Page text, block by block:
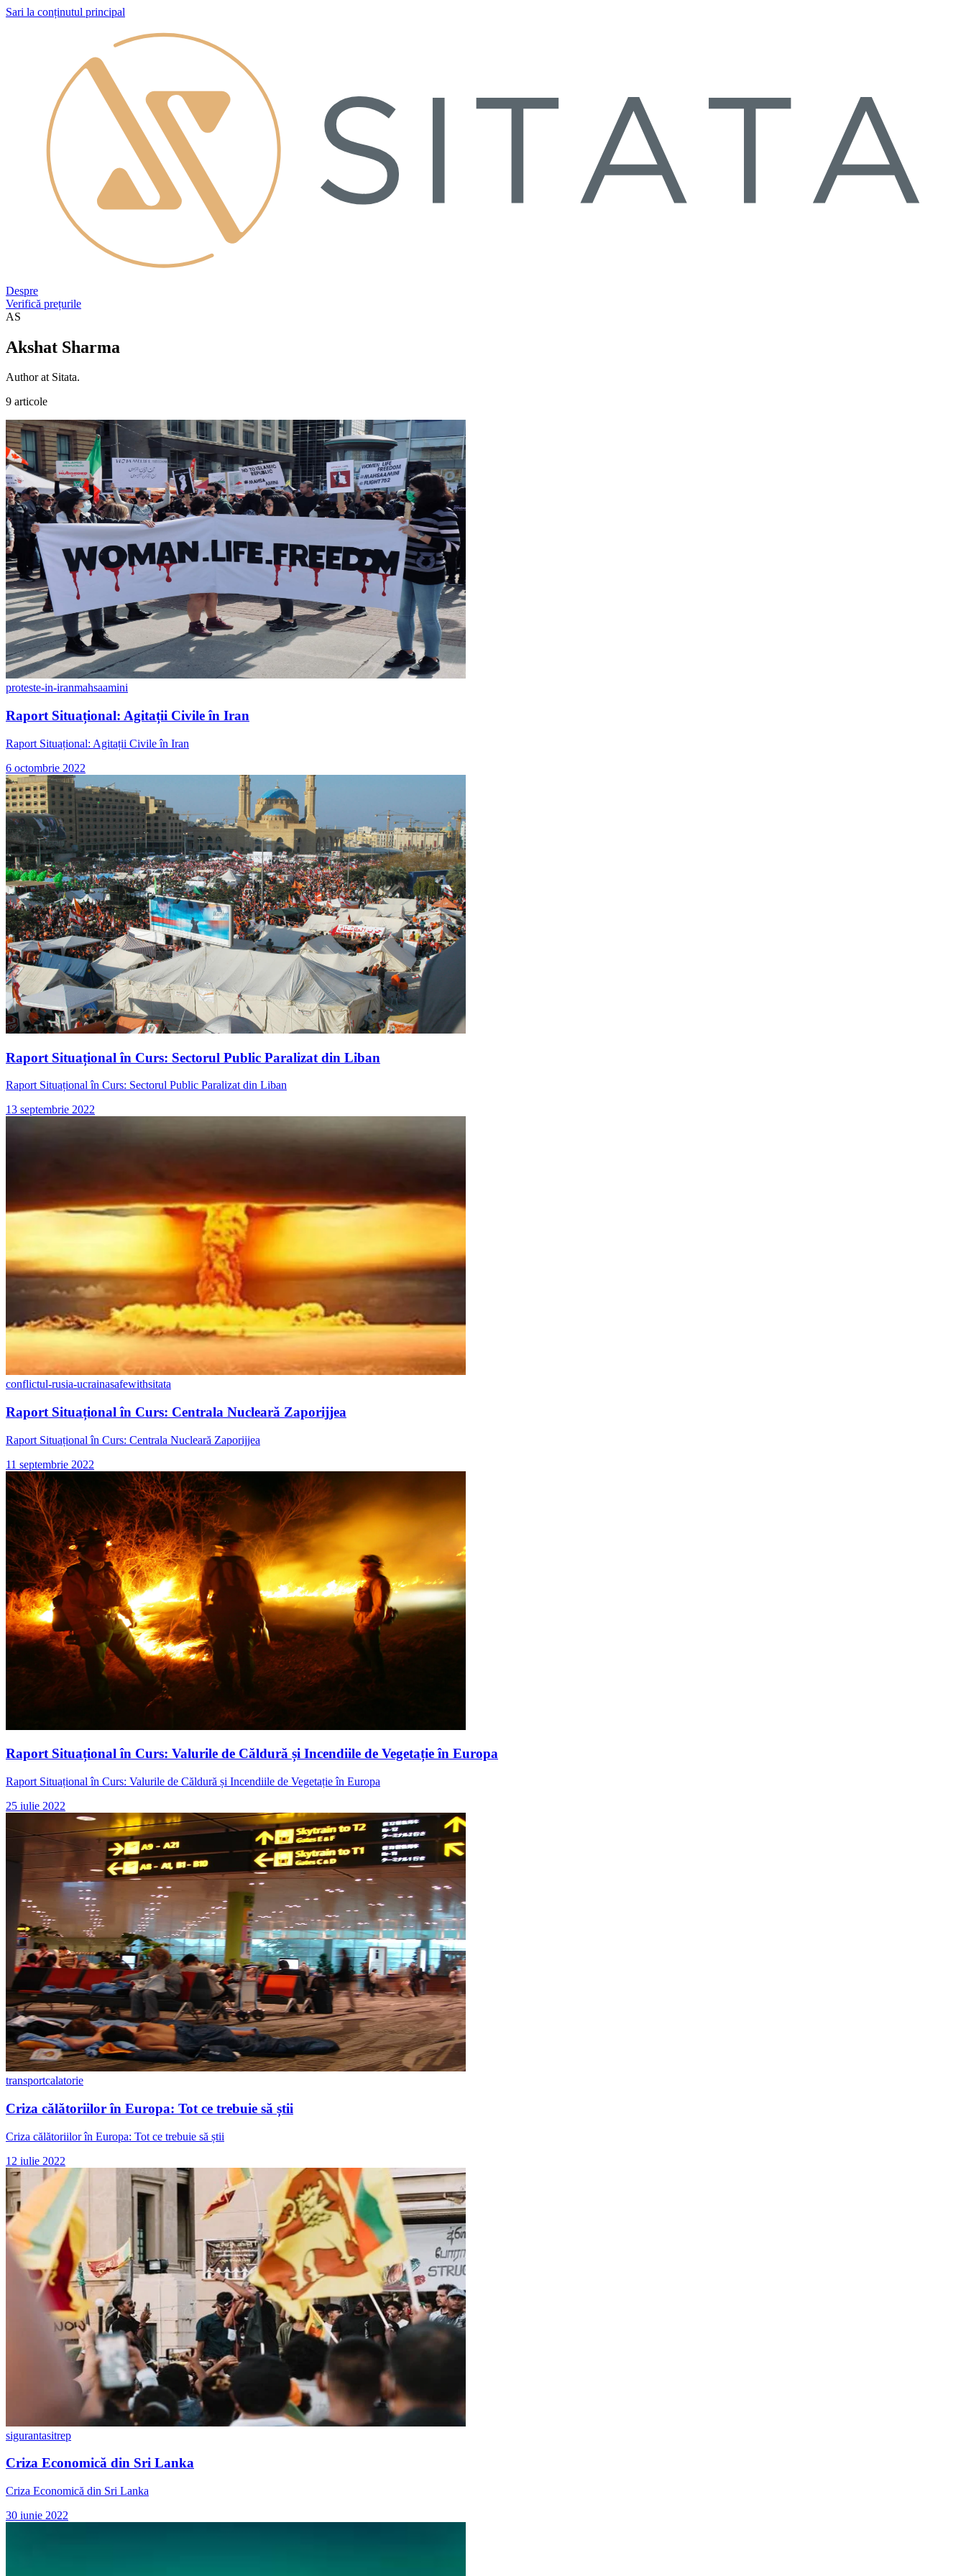
Sari la conținutul principal
Despre
Verifică prețurile
AS
Akshat Sharma
Author at Sitata.
9 articole
proteste-in-iranmahsaamini
Raport Situațional: Agitații Civile în Iran
Raport Situațional: Agitații Civile în Iran
6 octombrie 2022
Raport Situațional în Curs: Sectorul Public Paralizat din Liban
Raport Situațional în Curs: Sectorul Public Paralizat din Liban
13 septembrie 2022
conflictul-rusia-ucrainasafewithsitata
Raport Situațional în Curs: Centrala Nucleară Zaporijjea
Raport Situațional în Curs: Centrala Nucleară Zaporijjea
11 septembrie 2022
Raport Situațional în Curs: Valurile de Căldură și Incendiile de Vegetație în Europa
Raport Situațional în Curs: Valurile de Căldură și Incendiile de Vegetație în Europa
25 iulie 2022
transportcalatorie
Criza călătoriilor în Europa: Tot ce trebuie să știi
Criza călătoriilor în Europa: Tot ce trebuie să știi
12 iulie 2022
sigurantasitrep
Criza Economică din Sri Lanka
Criza Economică din Sri Lanka
30 iunie 2022